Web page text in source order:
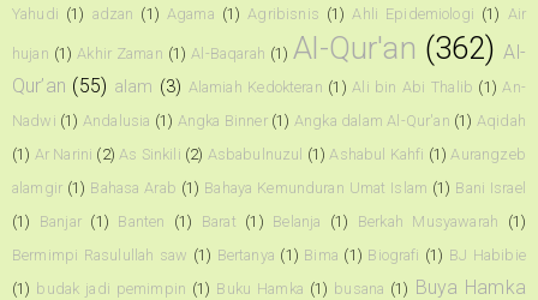
Yahudi (1) adzan (1) Agama (1) Agribisnis (1) Ahli Epidemiologi (1) Air
hujan (1) Akhir Zaman (1) Al-Baqarah (1) Al-Qur'an (362) Al-
Qur’an (55) alam (3) Alamiah Kedokteran (1) Ali bin Abi Thalib (1) An-
Nadwi (1) Andalusia (1) Angka Binner (1) Angka dalam Al-Qur'an (1) Aqidah
(1) Ar Narini (2) As Sinkili (2) Asbabulnuzul (1) Ashabul Kahfi (1) Aurangzeb
alamgir (1) Bahasa Arab (1) Bahaya Kemunduran Umat Islam (1) Bani Israel
(1)
Banjar (1) Banten (1) Barat (1) Belanja (1) Berkah Musyawarah
(1)
Bermimpi Rasulullah saw (1) Bertanya (1) Bima (1) Biografi (1) BJ Habibie
(1) budak jadi pemimpin (1) Buku Hamka (1) busana (1) Buya Hamka